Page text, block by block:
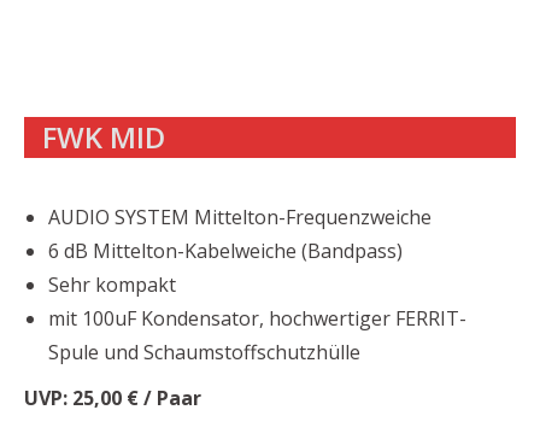
FWK MID
AUDIO SYSTEM Mittelton-Frequenzweiche
6 dB Mittelton-Kabelweiche (Bandpass)
Sehr kompakt
mit 100uF Kondensator, hochwertiger FERRIT-
Spule und Schaumstoffschutzhülle
UVP: 25,00 € / Paar